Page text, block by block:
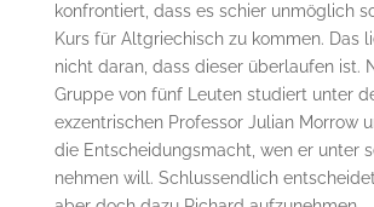
konfrontiert, dass es schier unmöglich
Kurs für Altgriechisch zu kommen. Das
nicht daran, dass dieser überlaufen ist.
Gruppe von fünf Leuten studiert unter
exzentrischen Professor Julian Morrow
die Entscheidungsmacht, wen er unter
nehmen will. Schlussendlich